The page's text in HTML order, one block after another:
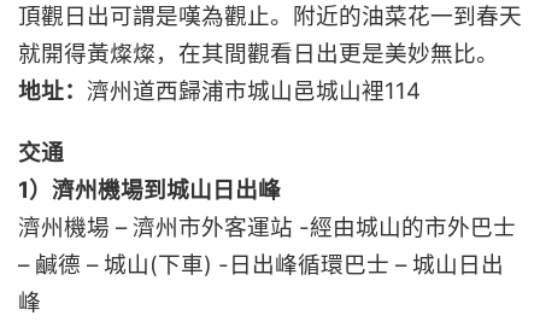
頂觀日出可謂是嘆為觀止。附近的油菜花一到春天
就開得黃燦燦，在其間觀看日出更是美妙無比。
地址： 濟州道西歸浦市城山邑城山裡114
交通
1）濟州機場到城山日出峰
濟州機場 – 濟州市外客運站 -經由城山的市外巴士
– 鹹德 – 城山(下車) -日出峰循環巴士 – 城山日出
峰